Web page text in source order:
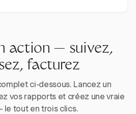
action — suivez,
facturez
ci-dessous. Lancez un
vos rapports et créez une vraie
tout en trois clics.